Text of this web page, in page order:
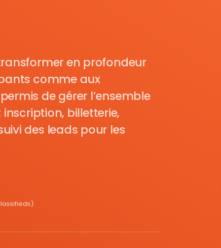
en profondeur
comme aux
de gérer l’ensemble
billetterie,
des leads pour les